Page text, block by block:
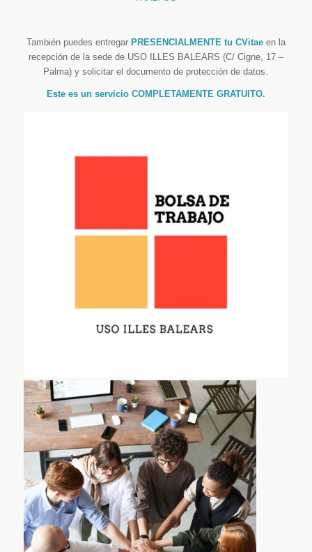
También puedes entregar PRESENCIALMENTE tu CVitaeen la
recepción de la sede de USO ILLES BALEARS (C/ Cigne, 17 –
Palma) y solicitar el documento de protección de datos.
Este es un servicio COMPLETAMENTE GRATUITO.